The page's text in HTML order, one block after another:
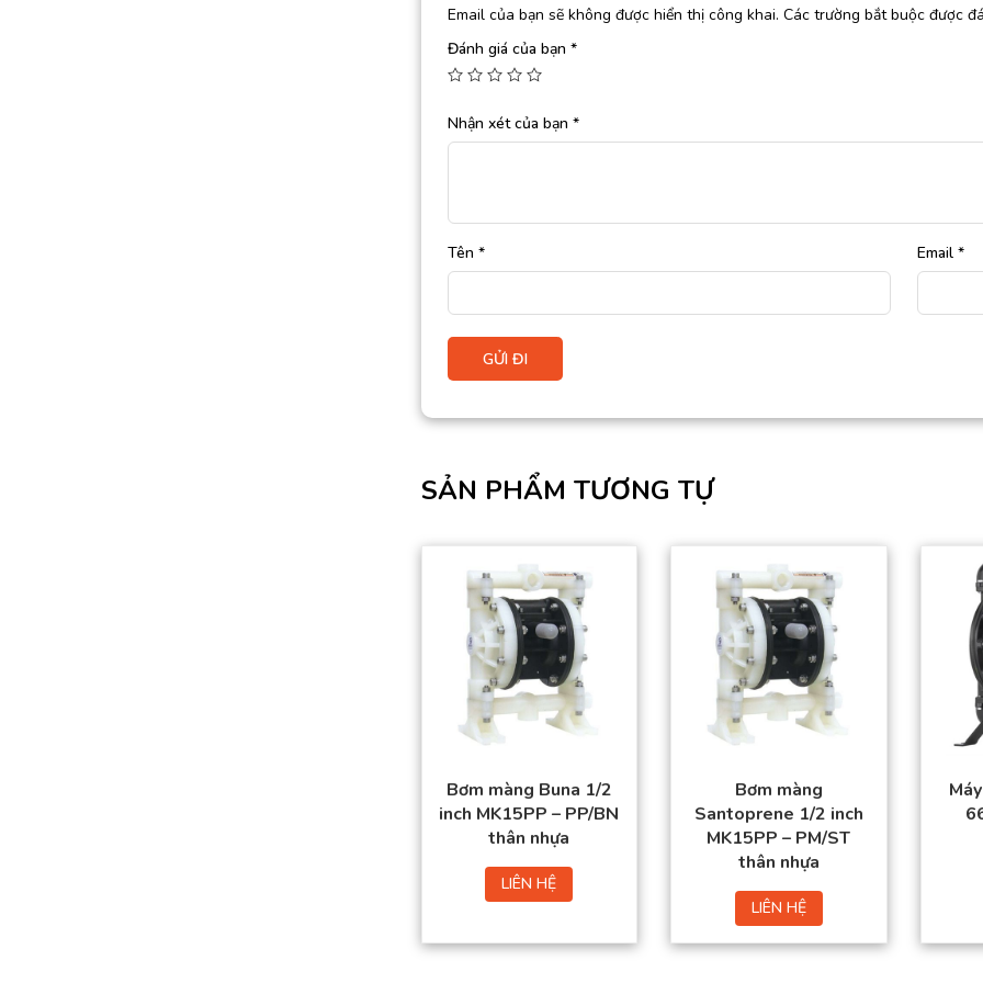
Email của bạn sẽ không được hiển thị công khai. Các trường bắt buộc được
Đánh giá của bạn *
Nhận xét của bạn *
Tên * Email *
SẢN PHẨM TƯƠNG TỰ
Bơm màng Buna 1/2
inch MK15PP – PP/BN
thân nhựa
LIÊN HỆ
Bơm màng
Santoprene 1/2 inch
MK15PP – PM/ST
thân nhựa
LIÊN HỆ